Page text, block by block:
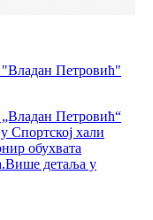
Петровић"
Петровић“
Спортској хали
обухвата
детаља у